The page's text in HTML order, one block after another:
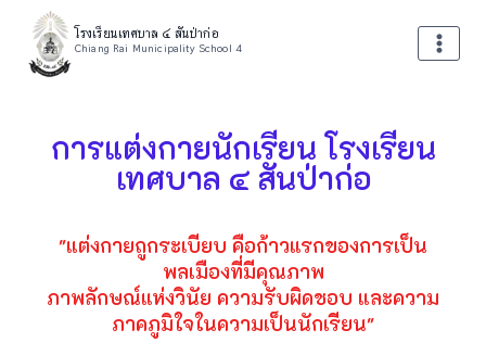
โรงเรียนเทศบาล ๔ สันป่าก่อ
Chiang Rai Municipality School 4
การแต่งกายนักเรียน โรงเรียน
เทศบาล ๔ สันป่าก่อ
"แต่งกายถูกระเบียบ คือก้าวแรกของการเป็น
พลเมืองที่มีคุณภาพ
ภาพลักษณ์แห่งวินัย ความรับผิดชอบ และความ
ภาคภูมิใจในความเป็นนักเรียน"